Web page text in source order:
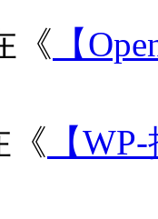
《 【
《 【